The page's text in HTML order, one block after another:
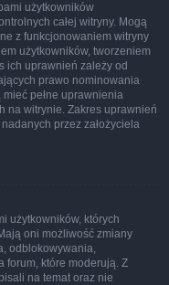
użytkowników
całej witryny. Mogą
z funkcjonowaniem witryny
użytkowników, tworzeniem
ich uprawnień zależy od
prawo nominowania
pełne uprawnienia
na witrynie. Zakres uprawnień
przez założyciela
użytkowników, których
oni możliwość zmiany
odblokowywania,
forum, które moderują. Z
na temat oraz nie